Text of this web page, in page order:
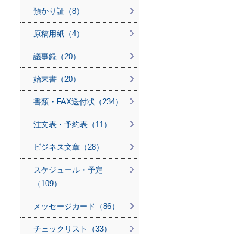
預かり証（8）
原稿用紙（4）
議事録（20）
始末書（20）
書類・FAX送付状（234）
注文表・予約表（11）
ビジネス文章（28）
スケジュール・予定
（109）
メッセージカード（86）
チェックリスト（33）